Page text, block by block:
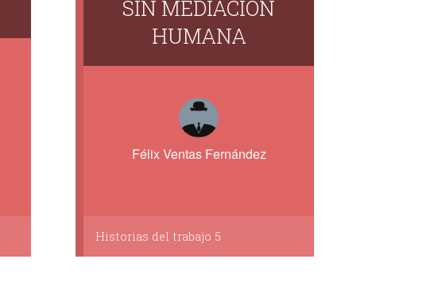
SIN MEDIACIÓN
HUMANA
Félix Ventas Fernández
Historias del trabajo 5